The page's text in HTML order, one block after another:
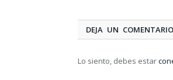
DEJA UN COMENTARIO
Lo siento, debes estar